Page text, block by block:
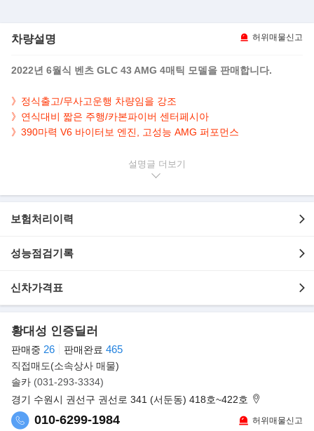
차량설명 허위매물신고
2022년 6월식 벤츠 GLC 43 AMG 4매틱 모델을 판매합니다.
》정식출고/무사고운행 차량임을 강조
》연식대비 짧은 주행/카본파이버 센터페시아
》390마력 V6 바이터보 엔진, 고성능 AMG 퍼포먼스
- 연식대비 짧은주행
- 블랙 바디 + 레드스티치 실내
▶판매자의 한마디
안녕하세요. 수원 오토컬렉션 솔카 황대성 입니다.
이렇게 제 차량에 관심 가져 주신 점 진심으로 감사드립니다.
차량 구매 시 많은 고민을 하시듯, 저 역시 같은 마음으로
신중하게 차량을 매입해 판매합니다..
문제 있거나 침수, 전손 차량은 취급하지 않으며,
혹여라도 단순 교환이나 사고, 수리 내역이 있을 시
설명글
보험처리이력
성능점검기록
신차가격표
황대성 인증딜러
판매중 26 판매완료 465
직접매도(소속상사 매물)
솔카 (031-293-3334)
경기 수원시 권선구 권선로 341 (서둔동) 418호~422호
010-6299-1984
허위매물신고